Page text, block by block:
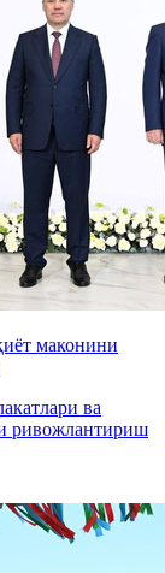
маконини
ва
ривожлантириш